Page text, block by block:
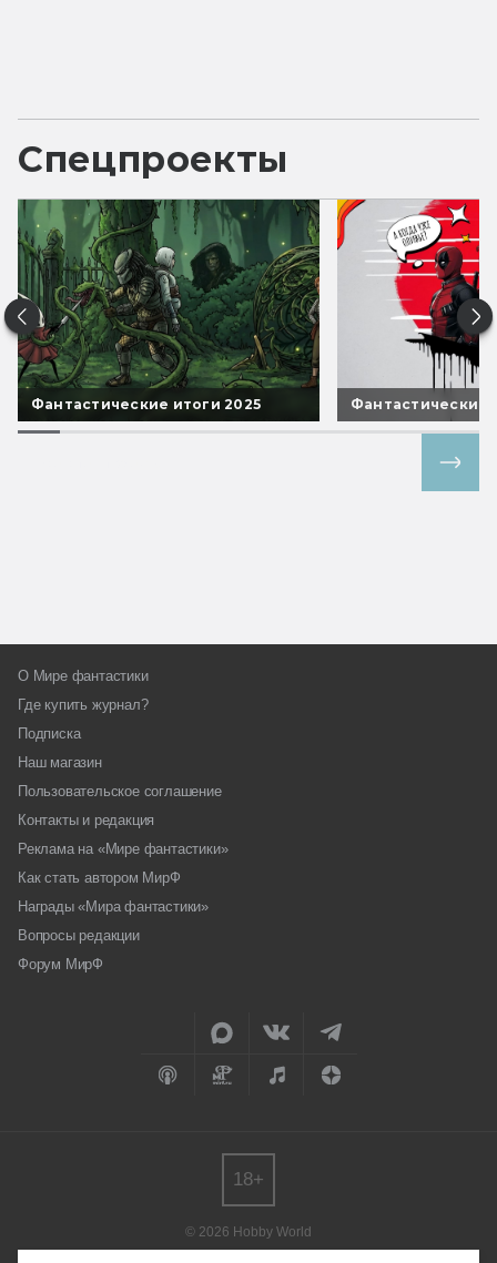
Спецпроекты
Фантастические итоги 2025 Фантастические
О Мире фантастики
Где купить журнал?
Подписка
Наш магазин
Пользовательское соглашение
Контакты и редакция
Реклама на «Мире фантастики»
Как стать автором МирФ
Награды «Мира фантастики»
Вопросы редакции
Форум МирФ
© 2026 Hobby World
18+